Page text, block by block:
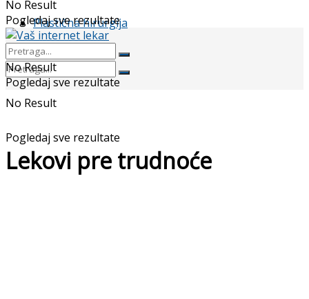
Plastična hirurgija
No Result
Pogledaj sve rezultate
No Result
Pogledaj sve rezultate
No Result
Pogledaj sve rezultate
Lekovi pre trudnoće